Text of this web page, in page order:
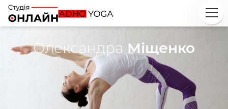
Олександра Міщенко